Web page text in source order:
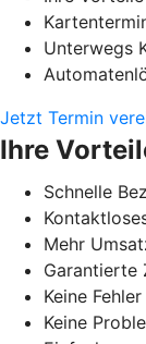
Unterwegs
Jetzt Termin
Ihre
Schnelle
Mehr
Garantierte
Keine
Keine